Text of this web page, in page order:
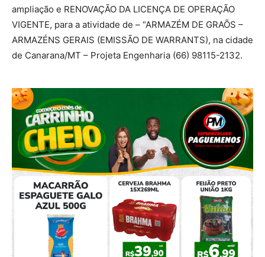
ampliação e RENOVAÇÃO DA LICENÇA DE OPERAÇÃO
VIGENTE, para a atividade de – “ARMAZÉM DE GRAÕS –
ARMAZÉNS GERAIS (EMISSÃO DE WARRANTS), na cidade
de Canarana/MT – Projeta Engenharia (66) 98115-2132.